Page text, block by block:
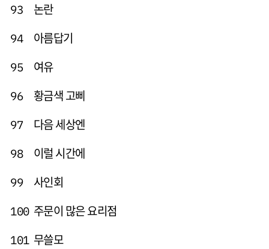
93 논란
94 아름답기
95 여유
96 황금색 고삐
97 다음 세상엔
98 이럴 시간에
99 사인회
100 주문이 많은 요리점
101 무쓸모